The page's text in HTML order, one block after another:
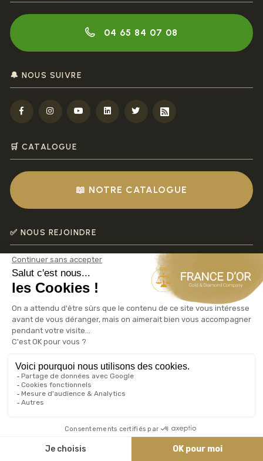
Antibes
20 Boulevard Albert 1er
04 65 84 07 08
🔔 NOUS SUIVRE
🛒 CATALOGUE
📖 NOTRE CATALOGUE
✅ NOUS REJOINDRE
Recrutement
FRANCE D'OR LEADER ACHAT VENTE OR
France d'Or La référence n°1